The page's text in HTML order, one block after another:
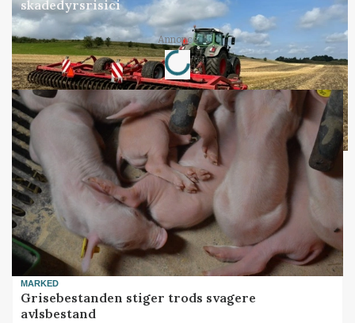
skadedyrsrisici
Annonce
Loading...
MARKED
Grisebestanden stiger trods svagere
avlsbestand